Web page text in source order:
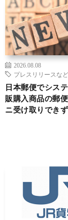
2026.08.08
プレスリリースなど
日本郵便でシス
販購入商品の郵
ニ受け取りできず